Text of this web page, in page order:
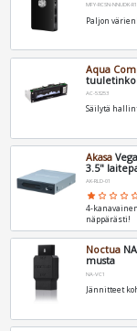
MFY-RCSN-NNUDK-R1
Paljon
Aqua
AC-53253
Säilytä
Akasa
3.5"
AK-RLD-01
star star_border star_border star_border
4-
näppärästi!
Noctua
musta
NA-VC1
Jännitteet